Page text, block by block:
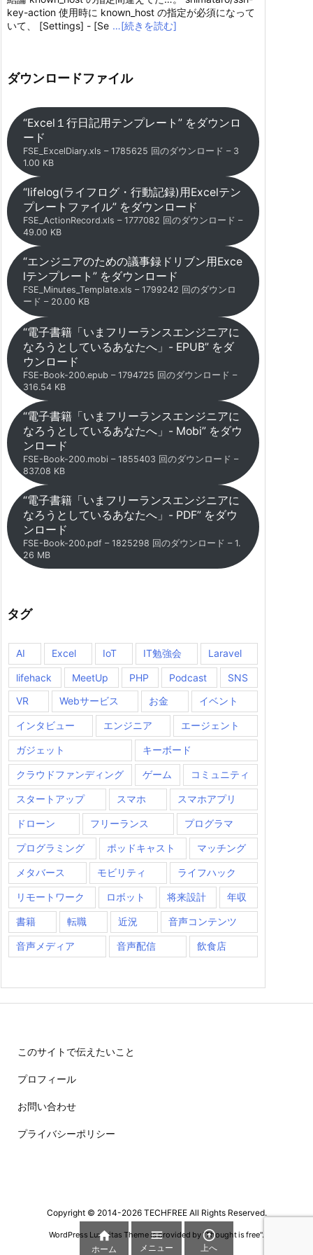
key-action 使用時に known_host の指定が必須になって
いて、 [Settings] - [Se …[続きを読む]
ダウンロードファイル
“Excel１行日記用テンプレート” をダウンロ
ード
FSE_ExcelDiary.xls – 1785625 回のダウンロード – 3
1.00 KB
“lifelog(ライフログ・行動記録)用Excelテン
プレートファイル” をダウンロード
FSE_ActionRecord.xls – 1777082 回のダウンロード –
49.00 KB
“エンジニアのための議事録ドリブン用Exce
lテンプレート” をダウンロード
FSE_Minutes_Template.xls – 1799242 回のダウンロ
ード – 20.00 KB
“電子書籍「いまフリーランスエンジニアに
なろうとしているあなたへ」- EPUB” をダ
ウンロード
FSE-Book-200.epub – 1794725 回のダウンロード –
316.54 KB
“電子書籍「いまフリーランスエンジニアに
なろうとしているあなたへ」- Mobi” をダウ
ンロード
FSE-Book-200.mobi – 1855403 回のダウンロード –
837.08 KB
“電子書籍「いまフリーランスエンジニアに
なろうとしているあなたへ」- PDF” をダウ
ンロード
FSE-Book-200.pdf – 1825298 回のダウンロード – 1.
26 MB
タグ
AI Excel IoT IT勉強会 Laravel
lifehack MeetUp PHP Podcast
SNS
VR
Webサービス お金 イベント
インタビュー エンジニア エージェント
ガジェット キーボード
クラウドファンディング ゲーム コミュニティ
スタートアップ スマホ スマホアプリ
ドローン フリーランス プログラマ
プログラミング ポッドキャスト マッチング
メタバース モビリティ ライフハック
リモートワーク ロボット 将来設計 年収
書籍 転職 近況 音声コンテンツ
音声メディア 音声配信 飲食店
このサイトで伝えたいこと
プロフィール
お問い合わせ
プライバシーポリシー
Copyright © 2014-2026 TECHFREEAll Rights Reserved.
WordPress Luxeritas Theme is provided by "Thought is free".

ホーム

メニュー

上へ